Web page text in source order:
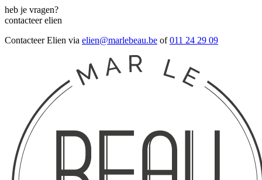
heb je vragen?
contacteer elien
Contacteer Elien via elien@marlebeau.be of011 24 29 09